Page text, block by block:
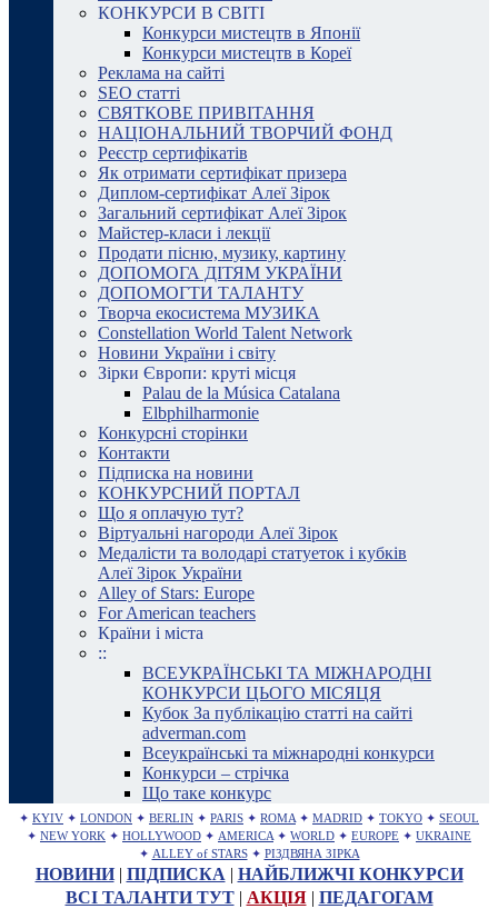
КОНКУРСИ В СВІТІ
Конкурси мистецтв в Японії
Конкурси мистецтв в Кореї
Реклама на сайті
SEO статті
СВЯТКОВЕ ПРИВІТАННЯ
НАЦІОНАЛЬНИЙ ТВОРЧИЙ ФОНД
Реєстр сертифікатів
Як отримати сертифікат призера
Диплом-сертифікат Алеї Зірок
Загальний сертифікат Алеї Зірок
Майстер-класи і лекції
Продати пісню, музику, картину
ДОПОМОГА ДІТЯМ УКРАЇНИ
ДОПОМОГТИ ТАЛАНТУ
Творча екосистема МУЗИКА
Constellation World Talent Network
Новини України і світу
Зірки Європи: круті місця
Palau de la Música Catalana
Elbphilharmonie
Конкурсні сторінки
Контакти
Підписка на новини
КОНКУРСНИЙ ПОРТАЛ
Що я оплачую тут?
Віртуальні нагороди Алеї Зірок
Медалісти та володарі статуеток і кубків
Алеї Зірок України
Alley of Stars: Europe
For American teachers
Країни і міста
::
ВСЕУКРАЇНСЬКІ ТА МІЖНАРОДНІ
КОНКУРСИ ЦЬОГО МІСЯЦЯ
Кубок За публікацію статті на сайті
adverman.com
Всеукраїнські та міжнародні конкурси
Конкурси – стрічка
Що таке конкурс
✦ KYIV ✦ LONDON ✦ BERLIN ✦ PARIS ✦ ROMA ✦ MADRID ✦ TOKYO ✦ SEOUL
✦ NEW YORK ✦ HOLLYWOOD ✦ AMERICA ✦ WORLD ✦ EUROPE ✦ UKRAINE
✦ ALLEY of STARS ✦ РІЗДВЯНА ЗІРКА
НОВИНИ| ПІДПИСКА | НАЙБЛИЖЧІ КОНКУРСИ
ВСІ ТАЛАНТИ ТУТ| АКЦІЯ| ПЕДАГОГАМ